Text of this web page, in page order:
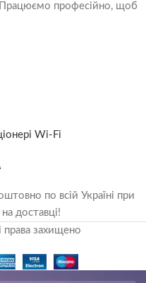
професійно, щоб
Wi-Fi
по всій Україні при
доставці!
права захищено